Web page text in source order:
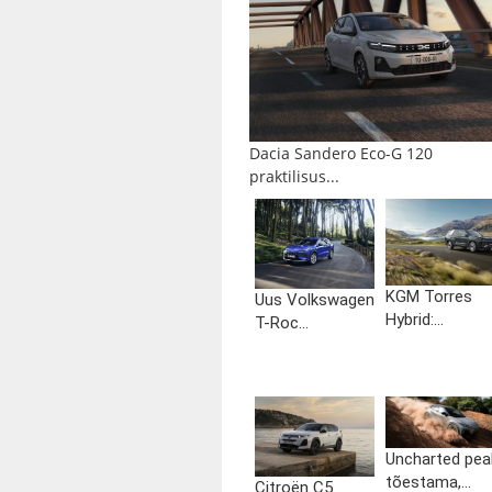
Dacia Sandero Eco-G 120
praktilisus...
Uus Volkswagen
T-Roc...
KGM Torres
Hybrid:...
Citroën C5
Uncharted
tõestama,...